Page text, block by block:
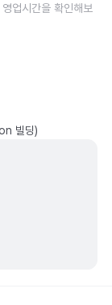
업시간을 확인해보
빌딩)